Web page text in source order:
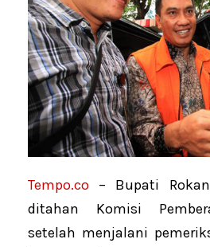
Tempo.co – Bupati
ditahan Komisi
setelah menjalani